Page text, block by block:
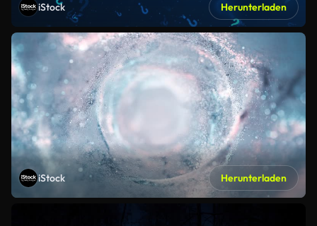
iStock Herunterladen
iStock Herunterladen